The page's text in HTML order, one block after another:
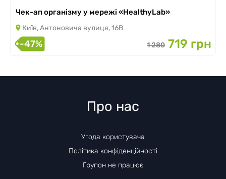
Чек-ап організму у мережі «HealthyLab»
Київ, Антоновича вулиця, 16В
-47% 1 280 719 грн
Про нас
Угода користувача
Політика конфіденційності
Групон не працює